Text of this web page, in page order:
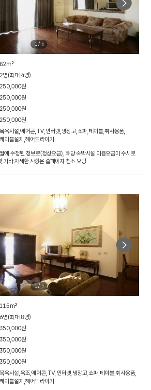
1/ 5
82m²
2명(최대 4명)
250,000원
250,000원
250,000원
250,000원
목욕시설,에어콘,TV,인터넷,냉장고,쇼파,테이블,취사용품,
케이블설치,헤어드라이기
수정된 정보로(정상요금), 해당 숙박시설 이용요금이 수시로
기타 자세한 사항은 홈페이지 참조 요망
1/5
115m²
6명(최대 8명)
350,000원
350,000원
350,000원
350,000원
목욕시설,욕조,에어콘,TV,인터넷,냉장고,쇼파,테이블,취사용품,
케이블설치,헤어드라이기